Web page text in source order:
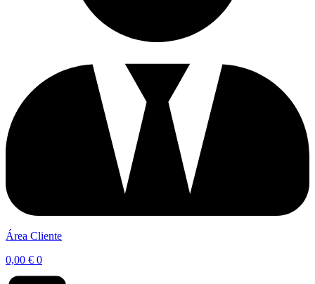
Área Cliente
0,00 € 0